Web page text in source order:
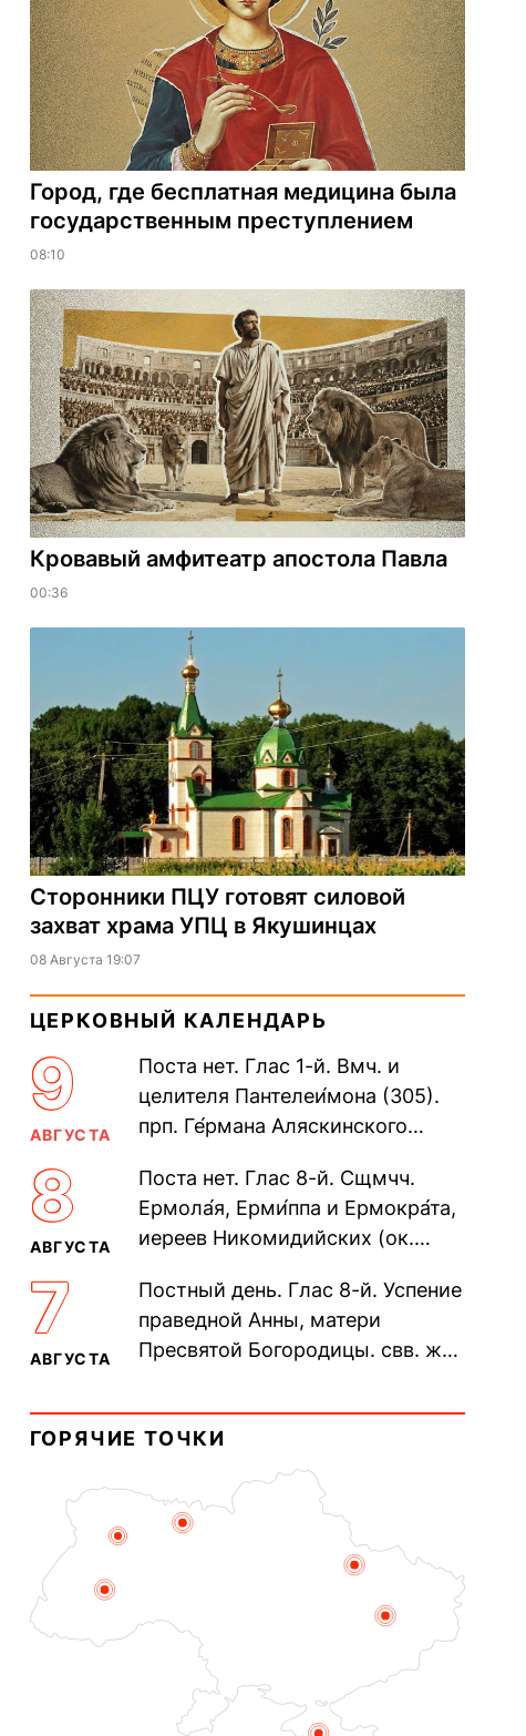
Город, где бесплатная медицина была
государственным преступлением
08:10
​Кровавый амфитеатр апостола Павла
00:36
Сторонники ПЦУ готовят силовой
захват храма УПЦ в Якушинцах
08 Августа 19:07
ЦЕРКОВНЫЙ КАЛЕНДАРЬ
9
АВГУСТА
Поста нет. Глас 1-й. Вмч. и
целителя Пантелеи́мона (305).
прп. Ге́рмана Аляскинского
Николая Кочанова, Христа
ради...
8
АВГУСТА
Поста нет. Глас 8-й. Сщмчч.
Ермола́я, Ерми́ппа и Ермокра́та,
иереев Никомидийских (ок.
Печерского, в Ближних
пещерах...
7
АВГУСТА
Постный день. Глас 8-й. Успение
праведной Анны, матери
Пресвятой Богородицы. свв. жен
прп. Евпракси́и девы,...
ГОРЯЧИЕ ТОЧКИ